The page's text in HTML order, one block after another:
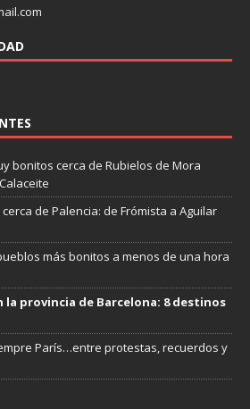
bonitos cerca de Rubielos de Mora
de Palencia: de Frómista a Aguilar
más bonitos a menos de una hora
la provincia de Barcelona: 8 destinos
París…entre protestas, recuerdos y